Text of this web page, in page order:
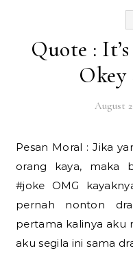
Quote :
August
Pesan Moral : Jika yang membunuh ibumu adalah
orang kaya, maka
#joke OMG
pernah nonton
pertama kalinya aku
aku segila ini sama